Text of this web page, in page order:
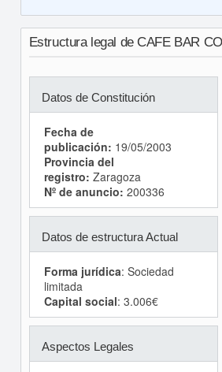
Estructura legal de CAFE BAR
Datos de Constitución
Fecha de
publicación: 19/05/2003
Provincia del
registro: Zaragoza
Nº de anuncio: 200336
Datos de estructura Actual
Forma jurídica: Sociedad
limitada
Capital social: 3.006€
Aspectos Legales